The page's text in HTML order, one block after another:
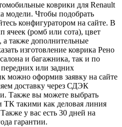
коврики для Renault
модели. Чтобы подобрать
конфигуратором на сайте. В
ячеек (ромб или сота), цвет
а также дополнительные
изготовление коврика Рено
и багажника, так и по
или задних
можно оформив заявку на сайте
доставку через СДЭК
Также вы можете выбрать
ТК такими как деловая линия
у вас есть 30 дней на
гарантии.